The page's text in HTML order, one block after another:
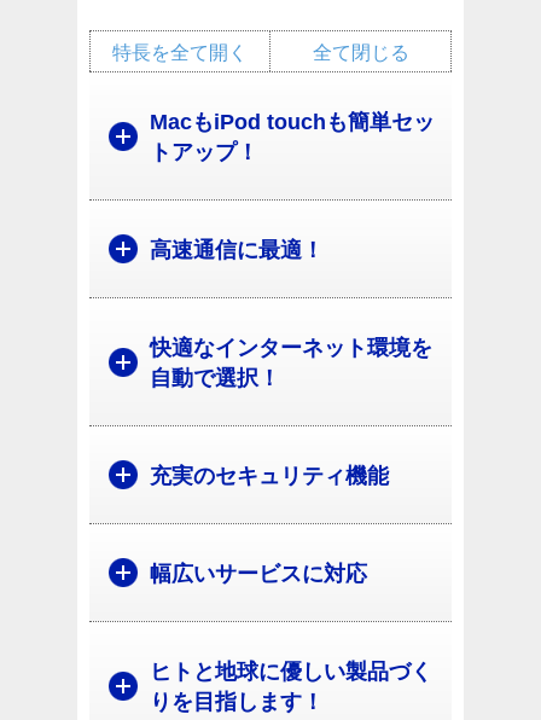
全て閉じる
特長を全て開く
MacもiPod touchも簡単セッ
トアップ！
高速通信に最適！
快適なインターネット環境を
自動で選択！
充実のセキュリティ機能
幅広いサービスに対応
ヒトと地球に優しい製品づく
りを目指します！